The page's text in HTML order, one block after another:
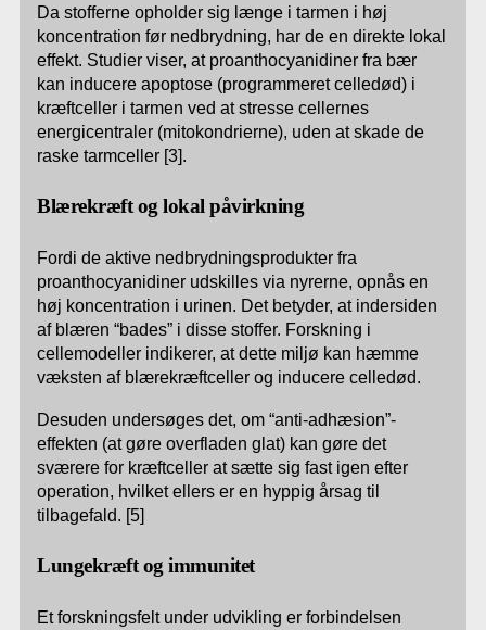
Da stofferne opholder sig længe i tarmen i høj
koncentration før nedbrydning, har de en direkte lokal
effekt. Studier viser, at proanthocyanidiner fra bær
kan inducere apoptose (programmeret celledød) i
kræftceller i tarmen ved at stresse cellernes
energicentraler (mitokondrierne), uden at skade de
raske tarmceller [3].
Blærekræft og lokal påvirkning
Fordi de aktive nedbrydningsprodukter fra
proanthocyanidiner udskilles via nyrerne, opnås en
høj koncentration i urinen. Det betyder, at indersiden
af blæren “bades” i disse stoffer. Forskning i
cellemodeller indikerer, at dette miljø kan hæmme
væksten af blærekræftceller og inducere celledød.
Desuden undersøges det, om “anti-adhæsion”-
effekten (at gøre overfladen glat) kan gøre det
sværere for kræftceller at sætte sig fast igen efter
operation, hvilket ellers er en hyppig årsag til
tilbagefald. [5]
Lungekræft og immunitet
Et forskningsfelt under udvikling er forbindelsen